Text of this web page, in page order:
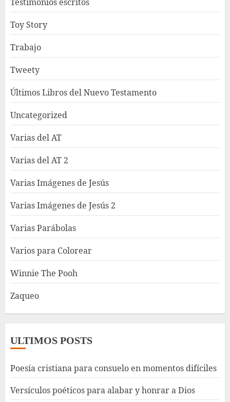
Toy Story
Trabajo
Tweety
Últimos Libros del Nuevo Testamento
Uncategorized
Varias del AT
Varias del AT 2
Varias Imágenes de Jesús
Varias Imágenes de Jesús 2
Varias Parábolas
Varios para Colorear
Winnie The Pooh
Zaqueo
ULTIMOS POSTS
Poesía cristiana para consuelo en momentos difíciles
Versículos poéticos para alabar y honrar a Dios